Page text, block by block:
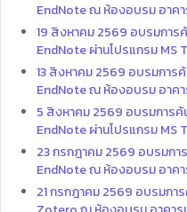
EndNote ณ ห้องอบรม อาค
19 สิงหาคม 2569 อบรมการ
EndNote ผ่านโปรแกรม MS
13 สิงหาคม 2569 อบรมการ
EndNote ณ ห้องอบรม อาค
5 สิงหาคม 2569 อบรมการค้
EndNote ผ่านโปรแกรม MS
23 กรกฎาคม 2569 อบรมก
EndNote ณ ห้องอบรม อาค
21 กรกฎาคม 2569 อบรมกา